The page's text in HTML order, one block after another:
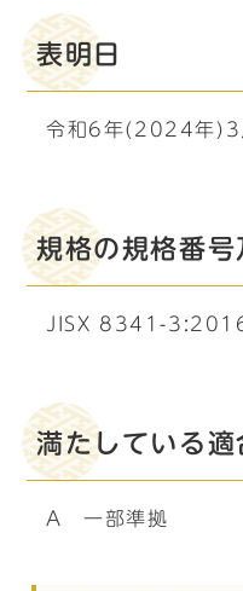
表明日
令和6年(2024年)3
規格の規格番号
JISX 8341-
満たしている適
A 一部準拠